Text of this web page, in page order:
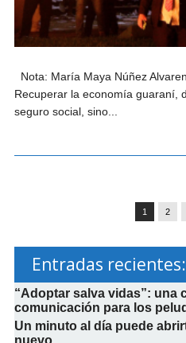
Nota: María Maya Núñez
Recuperar la economía guaraní,
seguro social, sino...
1 2
Entradas
“Adoptar salva vidas”: una
comunicación para los
Un minuto al día puede